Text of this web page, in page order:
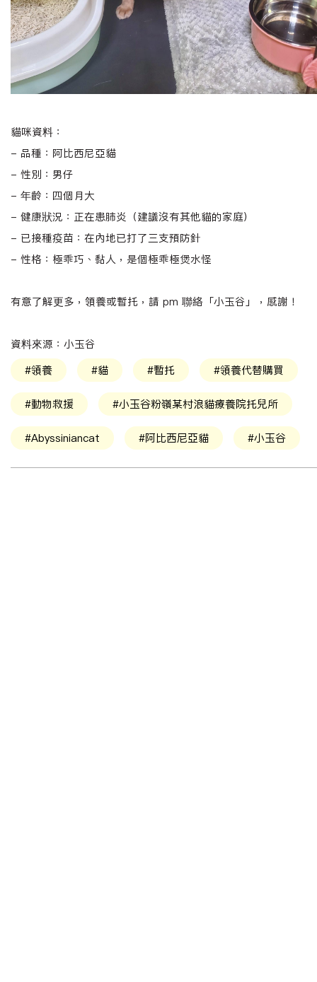
貓咪資料：
- 品種：阿比西尼亞貓
- 性別：男仔
- 年齡：四個月大
- 健康狀況：正在患肺炎（建議沒有其他貓的家庭）
- 已接種疫苗：在內地已打了三支預防針
- 性格：極乖巧、黏人，是個極乖極煲水怪
有意了解更多，領養或暫托，請 pm 聯絡「小玉谷 」，感謝！
資料來源：小玉谷
#領養 #貓 #暫托 #領養代替購買
#動物救援 #小玉谷粉嶺某村浪貓療養院托兒所
#Abyssiniancat #阿比西尼亞貓 #小玉谷